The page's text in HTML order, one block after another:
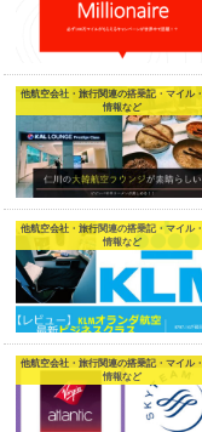
他航空会社・旅行関連の搭乗記・マイル
情報など
他航空会社・旅行関連の搭乗記・マイル
情報など
他航空会社・旅行関連の搭乗記・マイル
情報など